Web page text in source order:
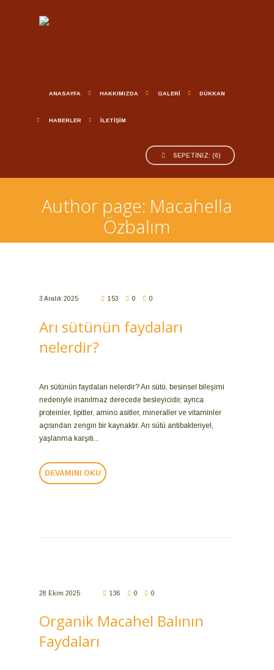
ANASAYFA HAKKIMIZDA GALERİ DÜKKAN
HABERLER İLETİŞİM
SEPETINIZ: (0)
Author page: Macahella
Özbalım
3 Aralık 2025 153 0 0
Arı sütünün faydaları
nelerdir?
Arı sütünün faydaları nelerdir? Arı sütü, besinsel bileşimi
nedeniyle inanılmaz derecede besleyicidir, ayrıca
proteinler, lipitler, amino asitler, mineraller ve vitaminler
açısından zengin bir kaynaktır. Arı sütü antibakteriyel,
yaşlanma karşıtı...
DEVAMINI OKU
28 Ekim 2025 136 0 0
Organik Macahel Balının
Faydaları